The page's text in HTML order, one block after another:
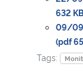
632
09/
(pdf
Tags: